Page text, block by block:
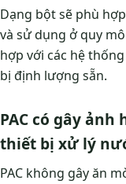
Dạng bột sẽ phù
và sử dụng ở quy
hợp với các hệ
bị định lượng sẵn.
PAC có gây
thiết bị xử lý
PAC không gây ăn